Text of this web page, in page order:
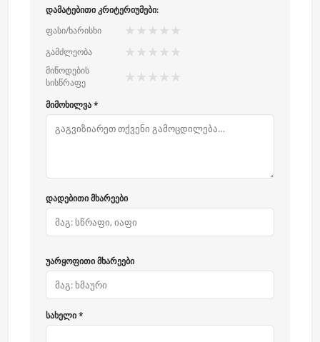
დამატებითი კრიტერიუმები:
ფასი/ხარისხი
★ ★ ★ ★ ★
გამძლეობა ★ ★ ★ ★ ★
მიწოდების
სისწრაფე
★ ★ ★ ★ ★
მიმოხილვა *
დადებითი მხარეები
უარყოფითი მხარეები
სახელი *